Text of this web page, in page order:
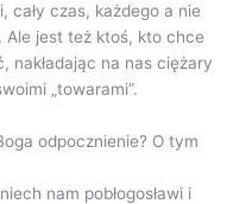
cały czas, każdego a nie
Ale jest też ktoś, kto chce
nakładając na nas ciężary
„towarami”.
odpocznienie? O tym
nam pobłogosławi i